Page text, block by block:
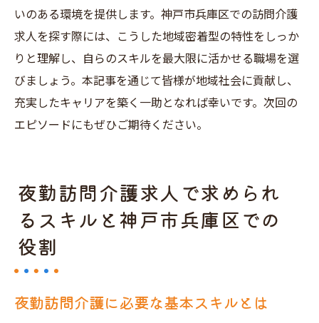
いのある環境を提供します。神戸市兵庫区での訪問介護
求人を探す際には、こうした地域密着型の特性をしっか
りと理解し、自らのスキルを最大限に活かせる職場を選
びましょう。本記事を通じて皆様が地域社会に貢献し、
充実したキャリアを築く一助となれば幸いです。次回の
エピソードにもぜひご期待ください。
夜勤訪問介護求人で求められ
るスキルと神戸市兵庫区での
役割
夜勤訪問介護に必要な基本スキルとは